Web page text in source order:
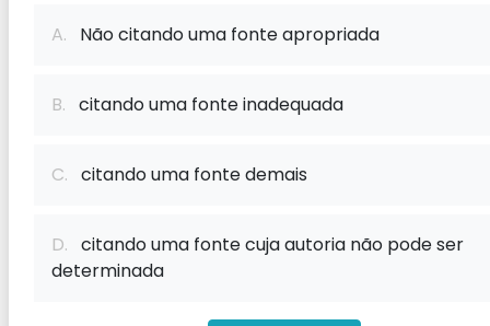
A. Não citando uma fonte apropriada
B. citando uma fonte inadequada
C. citando uma fonte demais
D. citando uma fonte cuja autoria não pode ser
determinada